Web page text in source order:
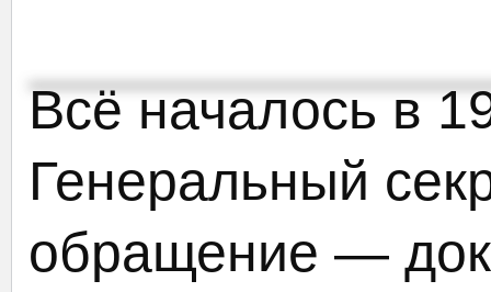
Всё началось в
Генеральный
обращение —